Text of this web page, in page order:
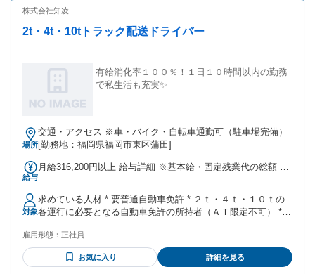
方 将来的にマネジメントへ挑戦したい方 長く働ける職場を探
が好きな方 年齢の条件と理由：あり（45歳以下の方（例外事
株式会社知凌
2t・4t・10tトラック配送ドライバー
有給消化率１００％！１日１０時間以内の勤務
で私生活も充実✨
場所
交通・アクセス ※車・バイク・自転車通勤可（駐車場完備）
[勤務地：福岡県福岡市東区蒲田]
給与
月給316,200円以上 給与詳細 ※基本給・固定残業代の総額 基
円 〜（固定残業時間：1ヶ月あたり45時間） 固定残業時間を
超えた勤務時間については別途残業代を支給する 【一律手
当】 全員に一律で支払われる通勤・皆勤・家族手当金額：な
し 全員に一律で支払われるその他手当金額：なし （※能力・
の固定残業手当 ￥66,200（４５時間相当分）を含みます。 ４
５時間を超える時間外労働が発生した 場合は、超過分を追加
対象
求めている人材 * 要普通自動車免許 * ２ｔ・４ｔ・１０ｔの
各運行に必要となる自動車免許の所持者（ＡＴ限定不可） *
で誠実な対応業務ができる方
雇用形態： 正社員
お気に入り 詳細を見る